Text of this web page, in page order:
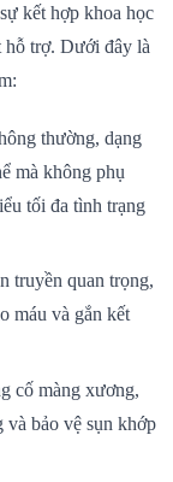
kết hợp khoa học
hỗ trợ. Dưới đây là
thường, dạng
mà không phụ
tối đa tình trạng
truyền quan trọng,
máu và gắn kết
cố màng xương,
và bảo vệ sụn khớp